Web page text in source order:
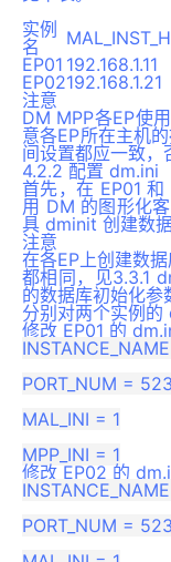
实例
名
EP01 192.168.1.11
EP02192.168.1.21
注意
DM MPP各EP使
意各EP所在主机
间设置都应一致，
4.2.2 配置 dm.ini
首先，在 EP01
用 DM 的图形化
具 dminit 创建数据
注意
在各EP上创建数
都相同，见3.3.1
的数据库初始化参
分别对两个实例的
修改 EP01 的
PORT_NUM =
MAL_INI = 1
修改 EP02 的
PORT_NUM =